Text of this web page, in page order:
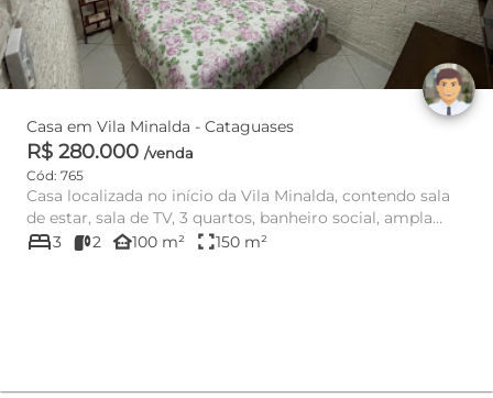
Casa em Vila Minalda - Cataguases
R$ 280.000 /venda
Cód: 765
Casa localizada no início da Vila Minalda, contendo sala
de estar, sala de TV, 3 quartos, banheiro social, ampla
copa/ c...
bed3 2 other_houses100 m² fullscreen150 m²